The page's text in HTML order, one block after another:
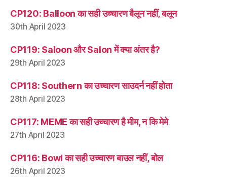
CP120: Balloon का सही उच्चारण बैलून नहीं, बलून
30th April 2023
CP119: Saloon और Salon में क्या अंतर है?
29th April 2023
CP118: Southern का उच्चारण साउदर्न नहीं होता
28th April 2023
CP117: MEME का सही उच्चारण है मीम, न कि मेमे
27th April 2023
CP116: Bowl का सही उच्चारण बाउल नहीं, बोल
26th April 2023